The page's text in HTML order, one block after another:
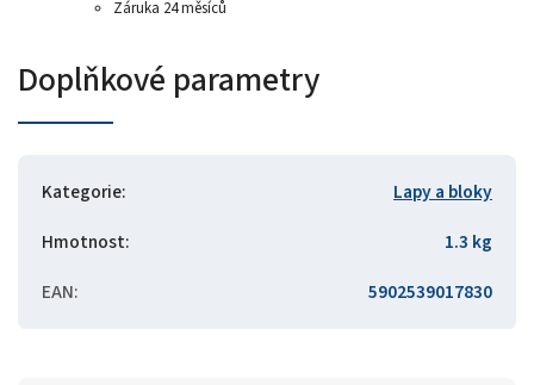
Záruka 24 měsíců
Doplňkové parametry
Kategorie:
Lapy a bloky
Hmotnost:
1.3 kg
EAN: 5902539017830